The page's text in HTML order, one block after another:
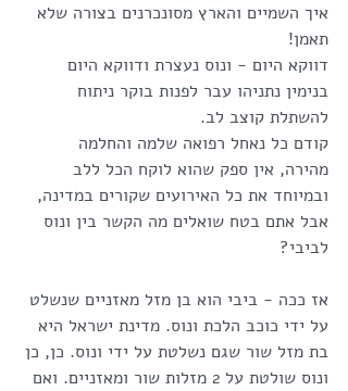
איך השמיים והארץ מסונכרנים בצורה שלא
תאמן!
דווקא היום - ונוס נעצרת ודווקא היום
בנימין נתניהו עבר לפנות בוקר ניתוח
להשתלת קוצב לב.
קודם כל נאחל רפואה שלמה והחלמה
מהירה, אין ספק שהוא לוקח הכל ללב
ובמיוחד את כל האירועים שקורים במדינה,
אבל אתם בטח שואלים מה הקשר בין ונוס
לביבי?
אז ככה - ביבי הוא בן מזל מאזניים שנשלט
על ידי כוכב הלכת ונוס. מדינת ישראל היא
בת מזל שור שגם נשלטת על ידי ונוס. כן, כן
ונוס שולטת על 2 מזלות שור ומאזניים. ואם